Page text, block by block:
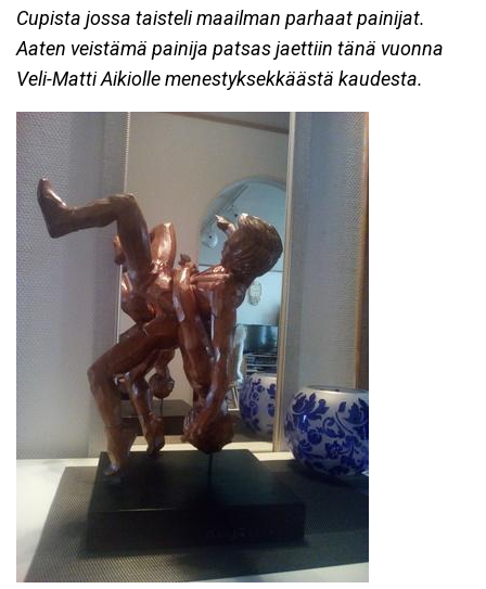
Cupista jossa taisteli maailman parhaat painijat.
Aaten veistämä painija patsas jaettiin tänä vuonna
Veli-Matti Aikiolle menestyksekkäästä kaudesta.